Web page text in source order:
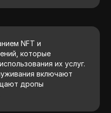
NFT и
которые
их услуг.
включают
дропы